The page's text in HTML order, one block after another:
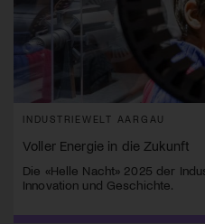
INDUSTRIEWELT AARGAU
Voller Energie in die Zukunft
Die «Helle Nacht» 2025 der
Innovation und Geschichte.